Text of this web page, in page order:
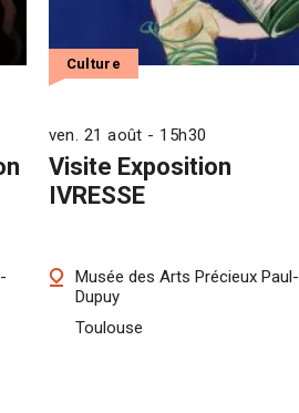
Visite Exposition
IVRESSE
Culture
ven. 21 août - 15h30
Musée des Arts Précieux Paul-
Dupuy
Toulouse